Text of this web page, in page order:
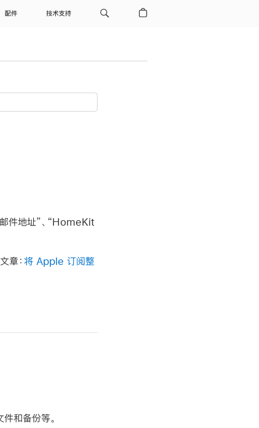
配件 技术支持
件地址”、“HomeKit
章： 将 Apple 订阅整
和备份等。